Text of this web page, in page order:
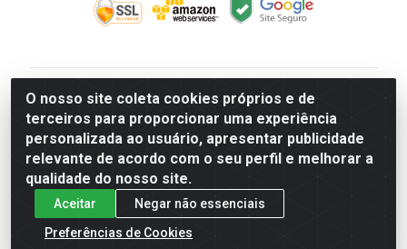
O nosso site coleta cookies próprios e de
terceiros para proporcionar uma experiência
personalizada ao usuário, apresentar publicidade
relevante de acordo com o seu perfil e melhorar a
qualidade do nosso site.
Aceitar
Negar não essenciais
Preferências de Cookies
V. C. Ferragens LTDA - Rua do Matoso, 132 - Praça da
Bandeira, Rio de Janeiro/ RJ - CEP 20.270-135 - CNPJ
12.324.723/0001-25
Todas as regras de promoções, descontos, preços e
prazos de pagamento e entrega expostos aqui são
válidos apenas para compras via internet. Preços e
estoque sujeito a alterações sem aviso prévio.